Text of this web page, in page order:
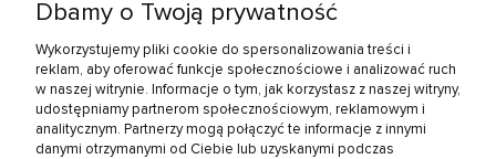
Linki społecznościowe
Dbamy o Twoją prywatność
Wykorzystujemy pliki cookie do spersonalizowania treści i
reklam, aby oferować funkcje społecznościowe i analizować ruch
w naszej witrynie. Informacje o tym, jak korzystasz z naszej witryny,
udostępniamy partnerom społecznościowym, reklamowym i
analitycznym. Partnerzy mogą połączyć te informacje z innymi
danymi otrzymanymi od Ciebie lub uzyskanymi podczas